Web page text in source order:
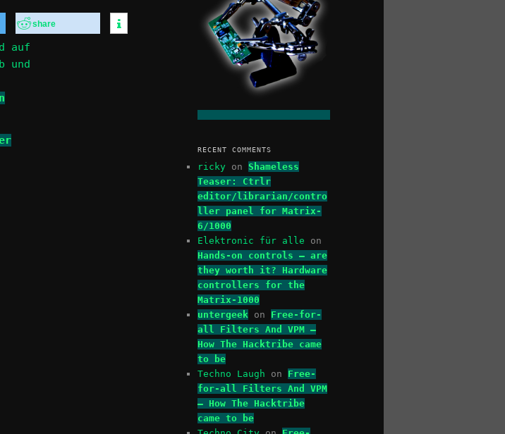
share
auf
und
RECENT COMMENTS
ricky on Shameless
Teaser: Ctrlr
editor/librarian/contro
ller panel for Matrix-
6/1000
Elektronic für alle on
Hands-on controls – are
they worth it? Hardware
controllers for the
Matrix-1000
untergeek on Free-for-
all Filters And VPM –
How The Hacktribe came
to be
Techno Laugh on Free-
for-all Filters And VPM
– How The Hacktribe
came to be